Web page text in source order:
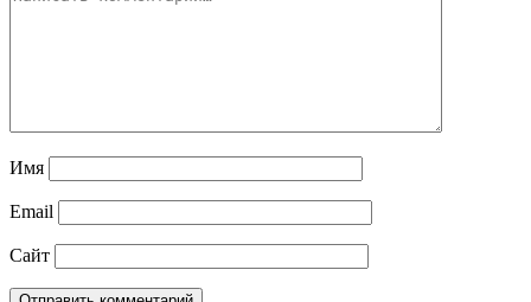
Имя
Email
Сайт